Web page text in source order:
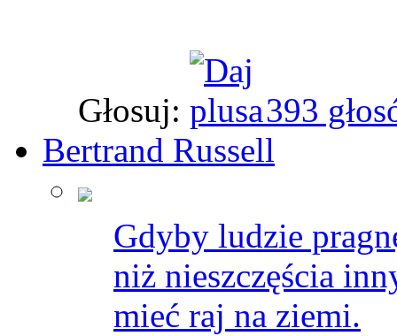
Głosuj:
393
Bertrand Russell
Gdyby ludzie
niż nieszczęścia
mieć raj na ziemi.